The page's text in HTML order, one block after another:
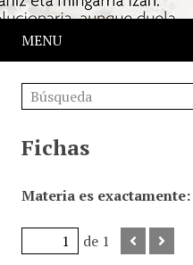
MENU
Fichas
Materia es exactamente
de 1